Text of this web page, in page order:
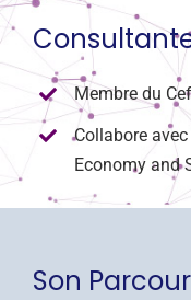
Membre du
Collabore
Economy and
Son